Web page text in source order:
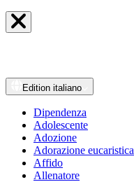
Edition italiano
Dipendenza
Adolescente
Adozione
Adorazione eucaristica
Affido
Allenatore